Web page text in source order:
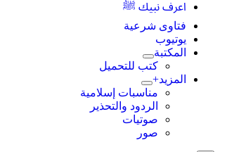
اعرف نبيك ﷺ
فتاوى شرعية
يوتيوب
المكتبة
كتب للتحميل
المزيد+
مناسبات إسلامية
الردود والتحذير
صوتيات
صور